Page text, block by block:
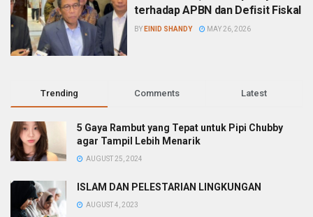
terhadap APBN dan Defisit Fiskal
BY EINID SHANDY MAY 26, 2026
Trending Comments Latest
5 Gaya Rambut yang Tepat untuk Pipi Chubby
agar Tampil Lebih Menarik
AUGUST 25, 2024
ISLAM DAN PELESTARIAN LINGKUNGAN
AUGUST 4, 2023